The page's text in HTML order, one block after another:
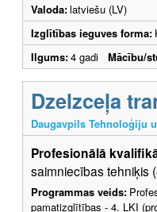
Valoda:latviešu (LV)
Izglītības ieguves forma:
Ilgums:4 gadi Mācību/
Dzelzceļa
Daugavpils Tehnoloģiju
Profesionālā
saimniecības tehniķis
Programmas veids:
pamatizglītības - 4. LKI